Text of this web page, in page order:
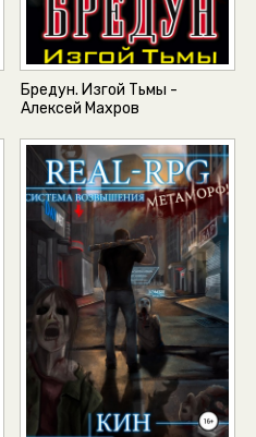
Бредун. Изгой Тьмы -
Алексей Махров